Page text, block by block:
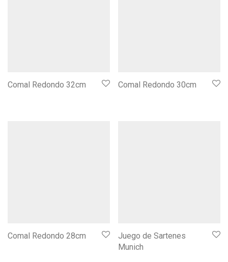
Comal Redondo 32cm Comal Redondo 30cm
Comal Redondo 28cm
Juego de Sartenes
Munich